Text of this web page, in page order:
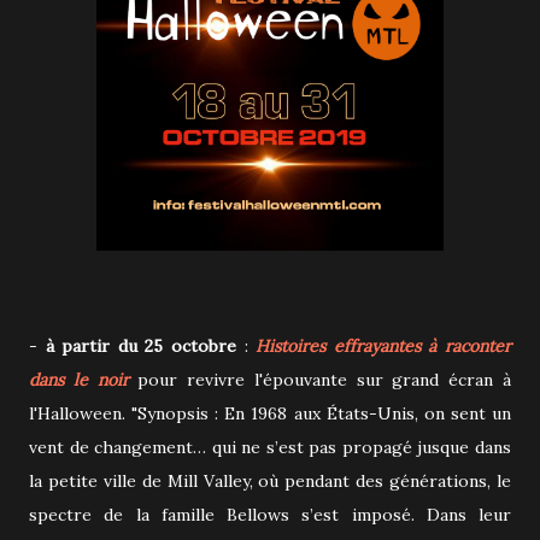
- à partir du 25 octobre :Histoires effrayantes à raconter
dans le noir pour revivre l'épouvante sur grand écran à
l'Halloween. "Synopsis : En 1968 aux États-Unis, on sent un
vent de changement… qui ne s’est pas propagé jusque dans
la petite ville de Mill Valley, où pendant des générations, le
spectre de la famille Bellows s’est imposé. Dans leur